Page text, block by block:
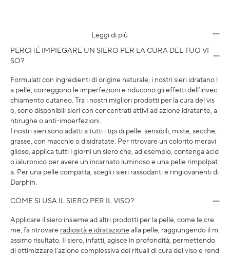
Leggi di più
PERCHÉ IMPIEGARE UN SIERO PER LA CURA DEL TUO VI
SO?
Formulati con ingredienti di origine naturale, i nostri sieri idratano l
a pelle, correggono le imperfezioni e riducono gli effetti dell’invec
chiamento cutaneo. Tra i nostri migliori prodotti per la cura del vis
o, sono disponibili sieri con concentrati attivi ad azione idratante, a
ntirughe o anti-imperfezioni.
I nostri sieri sono adatti a tutti i tipi di pelle. sensibili, miste, secche,
grasse, con macchie o disidratate. Per ritrovare un colorito meravi
glioso, applica tutti i giorni un siero che, ad esempio, contenga acid
o ialuronico per avere un incarnato luminoso e una pelle rimpolpat
a. Per una pelle compatta, scegli i sieri rassodanti e ringiovanenti di
Darphin.
COME SI USA IL SIERO PER IL VISO?
Applicare il siero insieme ad altri prodotti per la pelle, come le cre
me, fa ritrovare radiosità e idratazione alla pelle, raggiungendo il m
assimo risultato. Il siero, infatti, agisce in profondità, permettendo
di ottimizzare l’azione complessiva dei rituali di cura del viso e rend